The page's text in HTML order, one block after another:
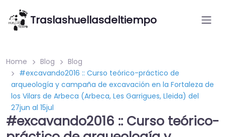
Traslashuellasdeltiempo
Home Blog
Blog
#‎excavando2016‬ :: Curso teórico-práctico de
arqueología y campaña de excavación en la Fortaleza de
los Vilars de Arbeca (Arbeca, Les Garrigues, ‪‎Lleida‬) del
27jun al 15jul
#‎excavando2016‬ :: Curso teórico-